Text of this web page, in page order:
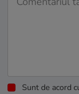
Sunt de acord